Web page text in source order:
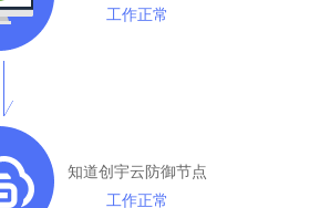
工作正常
知道创宇云防御节点
工作正常